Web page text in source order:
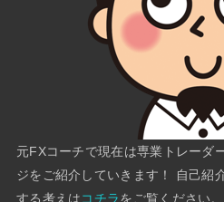
元FXコーチで現在は専業トレーダ
ジをご紹介していきます！ 自己紹
する考えはコチラをご覧ください